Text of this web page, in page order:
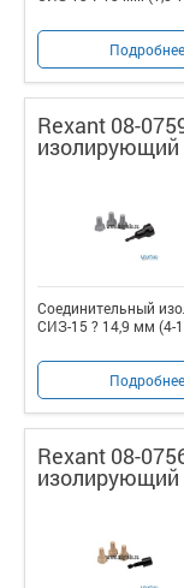
Подробнее
Rexant 08-
Соединительный
СИЗ-15 ? 14,9 мм (4-
Подробнее
Rexant 08-